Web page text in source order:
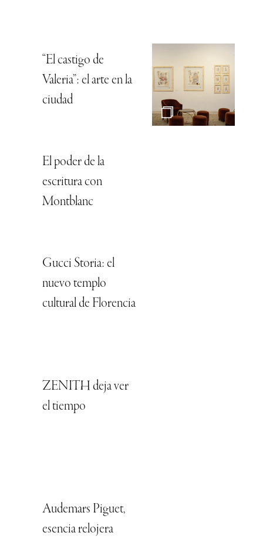
“El castigo de
Valeria”: el arte en la
ciudad
El poder de la
escritura con
Montblanc
Gucci Storia: el
nuevo templo
cultural de Florencia
ZENITH deja ver
el tiempo
Audemars Piguet,
esencia relojera